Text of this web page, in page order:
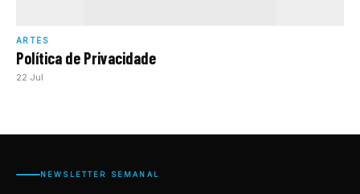
ARTES
Política de Privacidade
22 Jul
NEWSLETTER SEMANAL